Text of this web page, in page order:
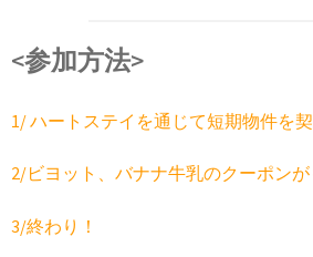
<参加方法>
1/ ハートステイを通じて短期物件を契
2/ビヨット、バナナ牛乳のクーポンが
3/終わり！